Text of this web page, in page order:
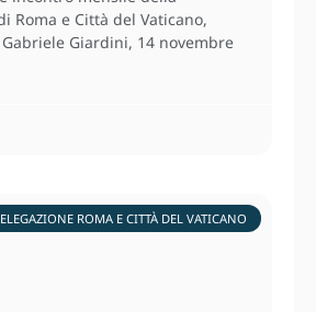
Roma e Città del Vaticano,
Giardini, 14 novembre
ROMA E CITTÀ DEL VATICANO